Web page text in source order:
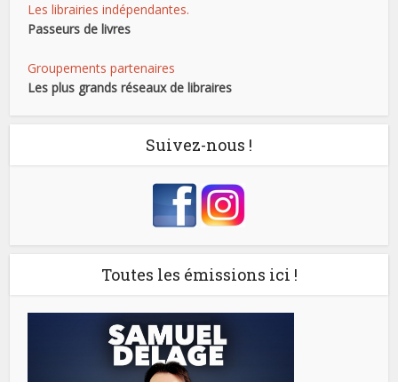
Les librairies indépendantes.
Passeurs de livres
Groupements partenaires
Les plus grands réseaux de libraires
Suivez-nous !
Toutes les émissions ici !